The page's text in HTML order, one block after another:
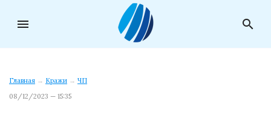
menu search
Главная → Кражи → ЧП
08/12/2023 — 15:35